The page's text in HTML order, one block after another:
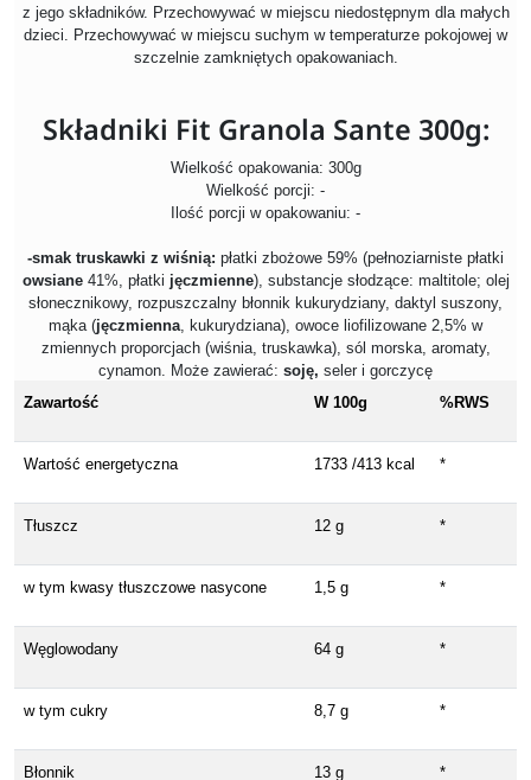
z jego składników. Przechowywać w miejscu niedostępnym dla małych
dzieci. Przechowywać w miejscu suchym w temperaturze pokojowej w
szczelnie zamkniętych opakowaniach.
Składniki Fit Granola Sante 300g:
Wielkość opakowania: 300g
Wielkość porcji: -
Ilość porcji w opakowaniu: -
-smak truskawki z wiśnią: płatki zbożowe 59% (pełnoziarniste płatki
owsiane41%, płatki jęczmienne), substancje słodzące: maltitole; olej
słonecznikowy, rozpuszczalny błonnik kukurydziany, daktyl suszony,
mąka (jęczmienna , kukurydziana), owoce liofilizowane 2,5% w
zmiennych proporcjach (wiśnia, truskawka), sól morska, aromaty,
cynamon. Może zawierać: soję, seler i gorczycę
Zawartość
W 100g %RWS
Wartość energetyczna 1733 /413 kcal *
Tłuszcz 12 g *
w tym kwasy tłuszczowe nasycone 1,5 g *
Węglowodany 64 g *
w tym cukry 8,7 g *
Błonnik 13 g *